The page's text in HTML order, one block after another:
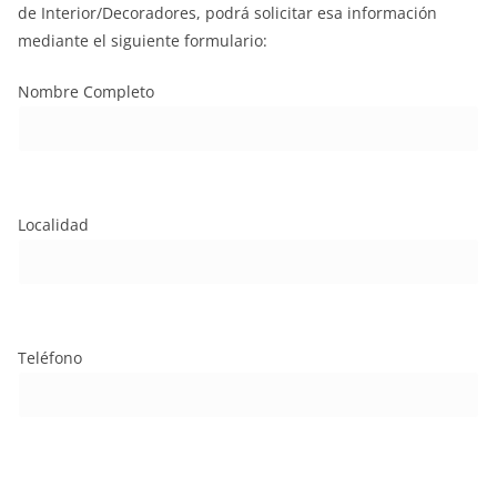
de Interior/Decoradores, podrá solicitar esa información
mediante el siguiente formulario:
Nombre Completo
Localidad
Teléfono